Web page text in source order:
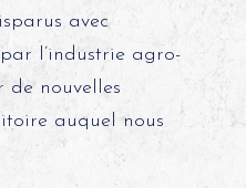
avec
l’industrie agro-
de nouvelles
auquel nous